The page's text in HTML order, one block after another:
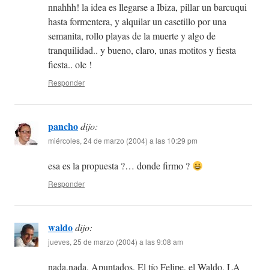
nnahhh! la idea es llegarse a Ibiza, pillar un barcuqui
hasta formentera, y alquilar un casetillo por una
semanita, rollo playas de la muerte y algo de
tranquilidad.. y bueno, claro, unas motitos y fiesta
fiesta.. ole !
Responder
panchodijo:
miércoles, 24 de marzo (2004) a las 10:29 pm
esa es la propuesta ?… donde firmo ?
Responder
waldodijo:
jueves, 25 de marzo (2004) a las 9:08 am
nada,nada. Apuntados, El tío Felipe, el Waldo, LA